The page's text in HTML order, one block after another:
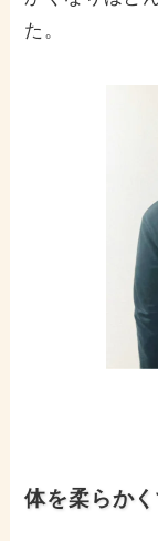
た。
体を柔らか